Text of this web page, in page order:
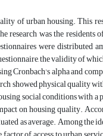
of urban housing. This
was the residents
were distributed
the validity of
Cronbach's alpha and
showed physical quality
social conditions with
on housing quality.
as average. Among the